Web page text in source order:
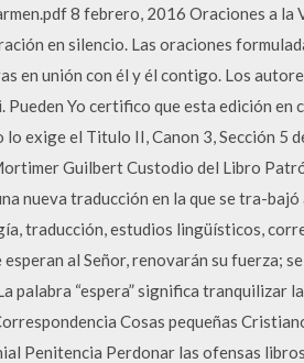
8 febrero, 2016 Oraciones a
en silencio. Las oraciones
en unión con él y él contigo. Los
Yo certifico que esta edición en
exige el Titulo II, Canon 3, Sección 5
Guilbert Custodio del Libro
nueva traducción en la que se tra-
traducción, estudios lingüísticos,
al Señor, renovarán su fuerza;
palabra “espera” significa tranquilizar
Cosas pequeñas
Penitencia Perdonar las ofensas